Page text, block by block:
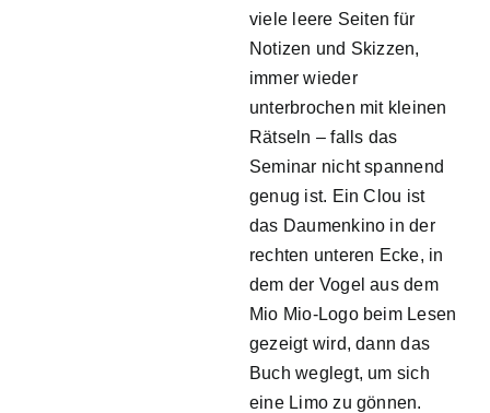
viele leere Seiten für
Notizen und Skizzen,
immer wieder
unterbrochen mit kleinen
Rätseln – falls das
Seminar nicht spannend
genug ist. Ein Clou ist
das Daumenkino in der
rechten unteren Ecke, in
dem der Vogel aus dem
Mio Mio-Logo beim Lesen
gezeigt wird, dann das
Buch weglegt, um sich
eine Limo zu gönnen.